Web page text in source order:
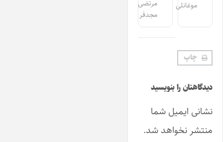
موغانلی
مرتضی
مجدفر
چاپ
دیدگاهتان را بنویسید
نشانی ایمیل شما
منتشر نخواهد شد.